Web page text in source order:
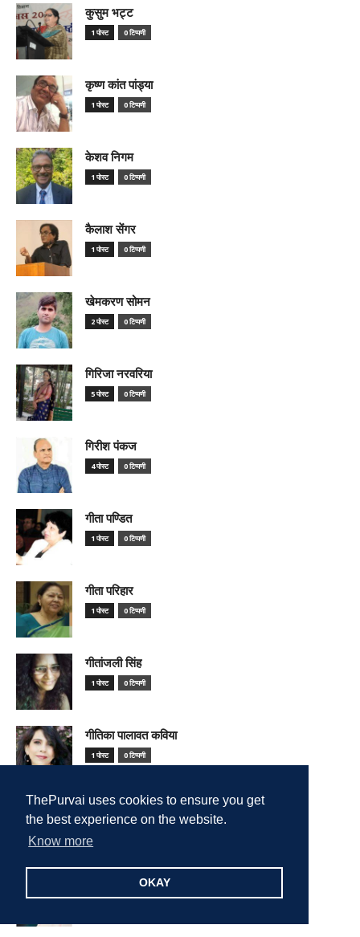
ThePurvai uses cookies to ensure you get
the best experience on the website.
Know more
OKAY
कुसुम भट्ट
1 पोस्ट 0 टिप्पणी
कृष्ण कांत पांड्या
1 पोस्ट 0 टिप्पणी
केशव निगम
1 पोस्ट 0 टिप्पणी
कैलाश सेंगर
1 पोस्ट 0 टिप्पणी
खेमकरण सोमन
2 पोस्ट 0 टिप्पणी
गिरिजा नरवरिया
5 पोस्ट 0 टिप्पणी
गिरीश पंकज
4 पोस्ट 0 टिप्पणी
गीता पण्डित
1 पोस्ट 0 टिप्पणी
गीता परिहार
1 पोस्ट 0 टिप्पणी
गीतांजली सिंह
1 पोस्ट 0 टिप्पणी
गीतिका पालावत कविया
1 पोस्ट 0 टिप्पणी
गीतिका वेदिका
1 पोस्ट 0 टिप्पणी
गोपाल कौशल
1 पोस्ट 0 टिप्पणी